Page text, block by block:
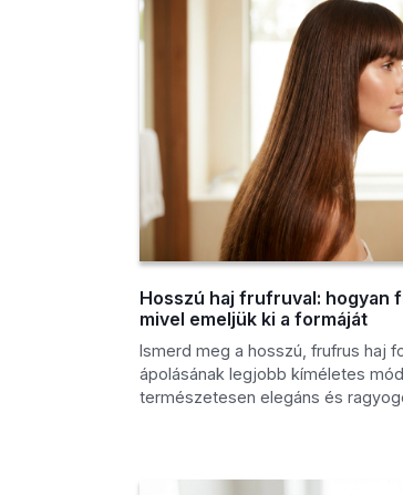
Hosszú haj frufruval: hogyan
mivel emeljük ki a formáját
Ismerd meg a hosszú, frufrus haj
ápolásának legjobb kíméletes
természetesen elegáns és